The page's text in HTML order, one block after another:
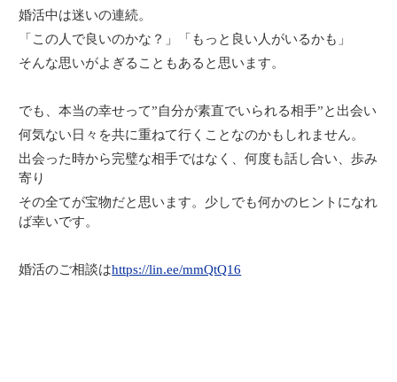
婚活中は迷いの連続。
「この人で良いのかな？」「もっと良い人がいるかも」
そんな思いがよぎることもあると思います。
でも、本当の幸せって”自分が素直でいられる相手”と出会い
何気ない日々を共に重ねて行くことなのかもしれません。
出会った時から完璧な相手ではなく、何度も話し合い、歩み
寄り
その全てが宝物だと思います。少しでも何かのヒントになれ
ば幸いです。
婚活のご相談はhttps://lin.ee/mmQtQ16